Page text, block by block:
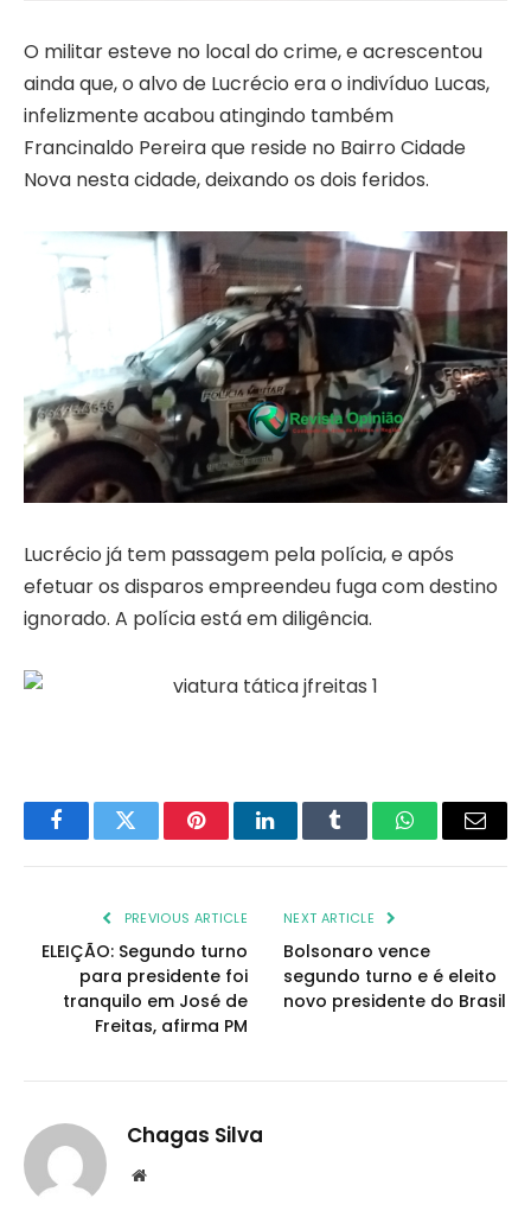
O militar esteve no local do crime, e acrescentou
ainda que, o alvo de Lucrécio era o indivíduo Lucas,
infelizmente acabou atingindo também
Francinaldo Pereira que reside no Bairro Cidade
Nova nesta cidade, deixando os dois feridos.
Lucrécio já tem passagem pela polícia, e após
efetuar os disparos empreendeu fuga com destino
ignorado. A polícia está em diligência.
FacebookTwitter PinterestLinkedInTumblr WhatsAppEmail
PREVIOUS ARTICLE
ELEIÇÃO: Segundo turno
para presidente foi
tranquilo em José de
Freitas, afirma PM
NEXT ARTICLE
Bolsonaro vence
segundo turno e é eleito
novo presidente do Brasil
Chagas Silva
Website